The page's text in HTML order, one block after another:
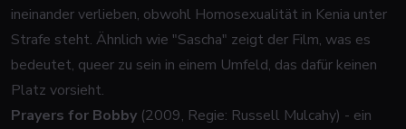
ineinander verlieben, obwohl Homosexualität in Kenia unter
Strafe steht. Ähnlich wie "Sascha" zeigt der Film, was es
bedeutet, queer zu sein in einem Umfeld, das dafür keinen
Platz vorsieht.
Prayers for Bobby (2009, Regie: Russell Mulcahy) - ein